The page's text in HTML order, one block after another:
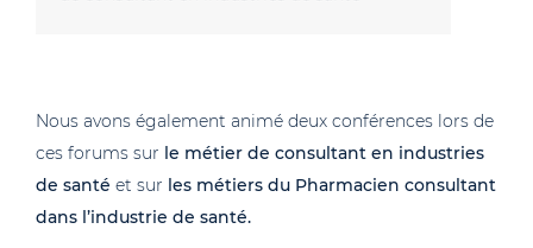
Nous avons également animé deux conférences lors de
ces forums sur le métier de consultant en industries
de santé et sur les métiers du Pharmacien consultant
dans l’industrie de santé.